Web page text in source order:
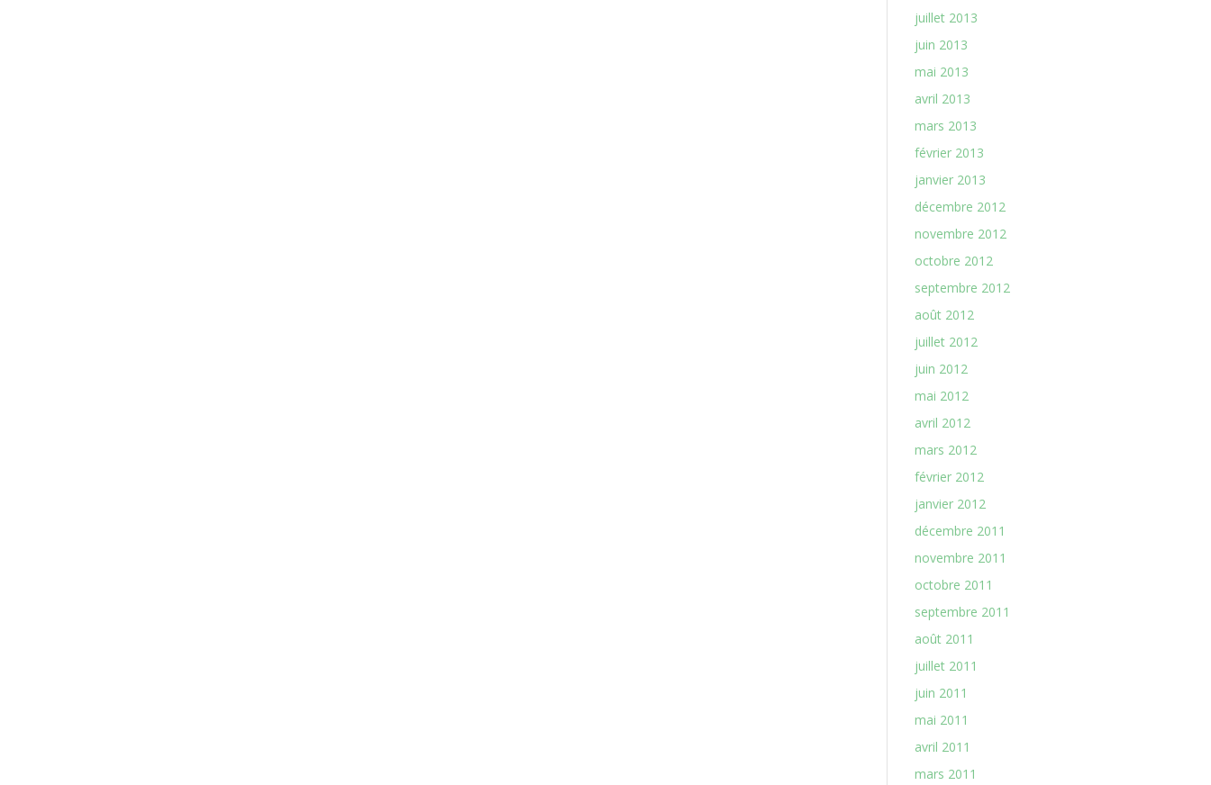
juillet 2013
juin 2013
mai 2013
avril 2013
mars 2013
février 2013
janvier 2013
décembre 2012
novembre 2012
octobre 2012
septembre 2012
août 2012
juillet 2012
juin 2012
mai 2012
avril 2012
mars 2012
février 2012
janvier 2012
décembre 2011
novembre 2011
octobre 2011
septembre 2011
août 2011
juillet 2011
juin 2011
mai 2011
avril 2011
mars 2011